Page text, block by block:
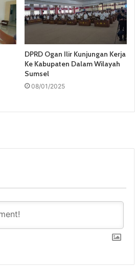
DPRD Ogan Ilir Kunjungan Kerja
Ke Kabupaten Dalam Wilayah
Sumsel
08/01/2025